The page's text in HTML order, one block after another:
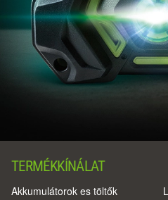
TERMÉKKÍNÁLAT
Akkumulátorok es töltők